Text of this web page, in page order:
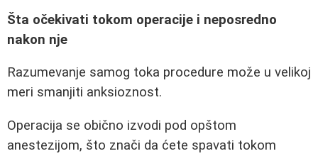
Šta očekivati tokom operacije i neposredno
nakon nje
Razumevanje samog toka procedure može u velikoj
meri smanjiti anksioznost.
Operacija se obično izvodi pod opštom
anestezijom, što znači da ćete spavati tokom